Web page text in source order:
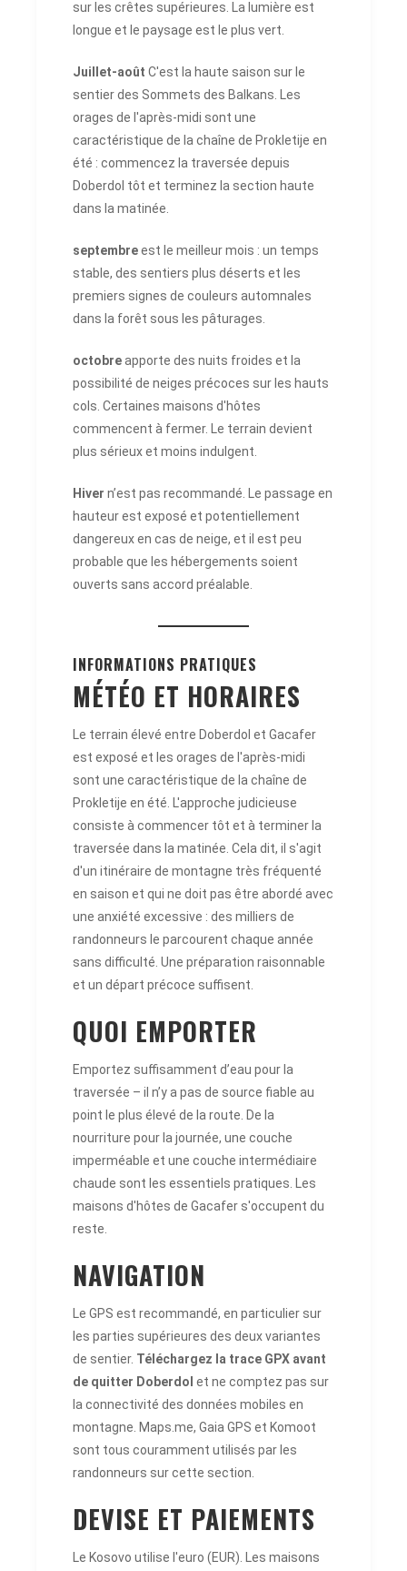
sur les crêtes supérieures. La lumière est
longue et le paysage est le plus vert.
Juillet-août C'est la haute saison sur le
sentier des Sommets des Balkans. Les
orages de l'après-midi sont une
caractéristique de la chaîne de Prokletije en
été : commencez la traversée depuis
Doberdol tôt et terminez la section haute
dans la matinée.
septembreest le meilleur mois : un temps
stable, des sentiers plus déserts et les
premiers signes de couleurs automnales
dans la forêt sous les pâturages.
octobreapporte des nuits froides et la
possibilité de neiges précoces sur les hauts
cols. Certaines maisons d'hôtes
commencent à fermer. Le terrain devient
plus sérieux et moins indulgent.
Hiver n’est pas recommandé. Le passage en
hauteur est exposé et potentiellement
dangereux en cas de neige, et il est peu
probable que les hébergements soient
ouverts sans accord préalable.
INFORMATIONS PRATIQUES
MÉTÉO ET HORAIRES
Le terrain élevé entre Doberdol et Gacafer
est exposé et les orages de l'après-midi
sont une caractéristique de la chaîne de
Prokletije en été. L'approche judicieuse
consiste à commencer tôt et à terminer la
traversée dans la matinée. Cela dit, il s'agit
d'un itinéraire de montagne très fréquenté
en saison et qui ne doit pas être abordé avec
une anxiété excessive : des milliers de
randonneurs le parcourent chaque année
sans difficulté. Une préparation raisonnable
et un départ précoce suffisent.
QUOI EMPORTER
Emportez suffisamment d’eau pour la
traversée – il n’y a pas de source fiable au
point le plus élevé de la route. De la
nourriture pour la journée, une couche
imperméable et une couche intermédiaire
chaude sont les essentiels pratiques. Les
maisons d'hôtes de Gacafer s'occupent du
reste.
NAVIGATION
Le GPS est recommandé, en particulier sur
les parties supérieures des deux variantes
de sentier. Téléchargez la trace GPX avant
de quitter Doberdol et ne comptez pas sur
la connectivité des données mobiles en
montagne. Maps.me, Gaia GPS et Komoot
sont tous couramment utilisés par les
randonneurs sur cette section.
DEVISE ET PAIEMENTS
Le Kosovo utilise l'euro (EUR). Les maisons